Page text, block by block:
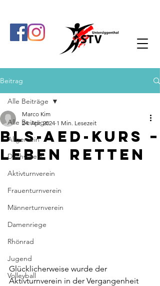
Beitrag
Alle Beiträge
Allgemein
Dachverein
Aktivturnverein
Frauenturnverein
Männerturnverein
Damenriege
Rhönrad
Jugend
Volleyball
Alle Beiträge
BLS-AED-Kurs −
Leben retten
Marco Kim
24. Apr. 2024 1 Min. Lesezeit
Glücklicherweise wurde der
Aktivturnverein in der Vergangenheit